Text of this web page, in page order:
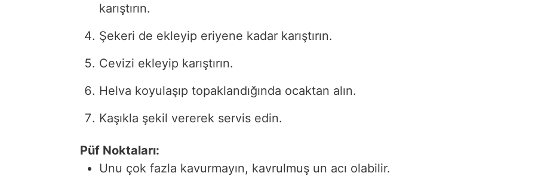
karıştırın.
Şekeri de ekleyip eriyene kadar karıştırın.
Cevizi ekleyip karıştırın.
Helva koyulaşıp topaklandığında ocaktan alın.
Kaşıkla şekil vererek servis edin.
Püf Noktaları:
Unu çok fazla kavurmayın, kavrulmuş un acı olabilir.